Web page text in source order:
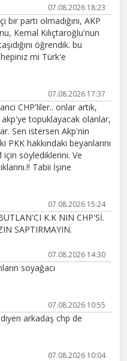
07.08.2026 18:23
parti olmadığını, AKP
Kemal Kılıçtaroğlu'nun
öğrendik. bu
mi Türk'e
07.08.2026 17:37
CHP'liler.. onlar artık,
topuklayacak olanlar,
Sen istersen Akp'nin
hakkındaki beyanlarını
söylediklerini. Ve
Tabii İşine
07.08.2026 15:24
K.K NIN CHP'Sİ.
SAPTIRMAYIN.
07.08.2026 14:30
soyağacı
07.08.2026 10:55
diyen arkadaş chp de
07.08.2026 10:04